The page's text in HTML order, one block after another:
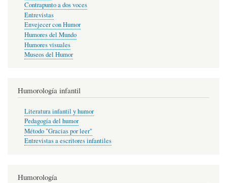
Contrapunto a dos voces
Entrevistas
Envejecer con Humor
Humores del Mundo
Humores visuales
Museos del Humor
Humorología infantil
Literatura infantil y humor
Pedagogía del humor
Método "Gracias por leer"
Entrevistas a escritores infantiles
Humorología